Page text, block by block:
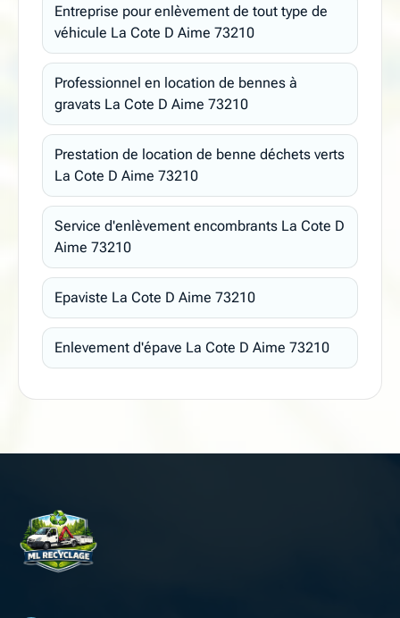
Entreprise pour enlèvement de tout type de
véhicule La Cote D Aime 73210
Professionnel en location de bennes à
gravats La Cote D Aime 73210
Prestation de location de benne déchets verts
La Cote D Aime 73210
Service d'enlèvement encombrants La Cote D
Aime 73210
Epaviste La Cote D Aime 73210
Enlevement d'épave La Cote D Aime 73210